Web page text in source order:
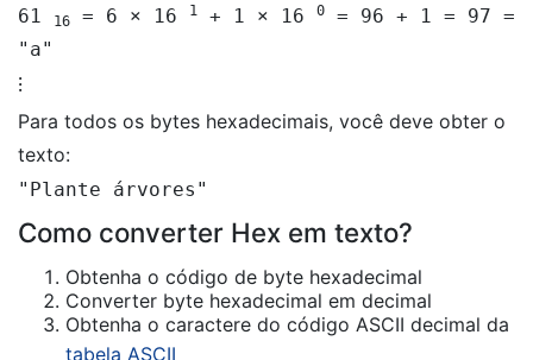
61
16 = 6 × 16 1 + 1 × 16 0
= 96 + 1 = 97 =
"a"
⁝
Para todos os bytes hexadecimais, você deve obter o
texto:
"Plante árvores"
Como converter Hex em texto?
Obtenha o código de byte hexadecimal
Converter byte hexadecimal em decimal
Obtenha o caractere do código ASCII decimal da
tabela ASCII